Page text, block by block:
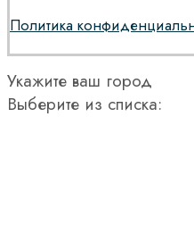
Политика
Укажите ваш город
Выберите из списка: